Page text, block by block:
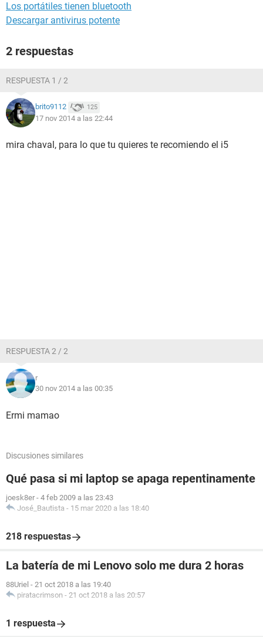
Los portátiles tienen bluetooth
Descargar antivirus potente
2 respuestas
RESPUESTA 1 / 2
brito9112 125
17 nov 2014 a las 22:44
mira chaval, para lo que tu quieres te recomiendo el i5
RESPUESTA 2 / 2
r
30 nov 2014 a las 00:35
Ermi mamao
Discusiones similares
Qué pasa si mi laptop se apaga repentinamente
joesk8er - 4 feb 2009 a las 23:43
José_Bautista - 15 mar 2020 a las 18:40
218 respuestas
La batería de mi Lenovo solo me dura 2 horas
88Uriel - 21 oct 2018 a las 19:40
piratacrimson - 21 oct 2018 a las 20:57
1 respuesta